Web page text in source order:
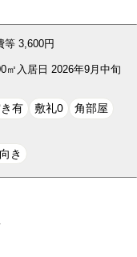
等3,600円
㎡ 入居日 2026年9月中旬
有 敷礼0 角部屋
き